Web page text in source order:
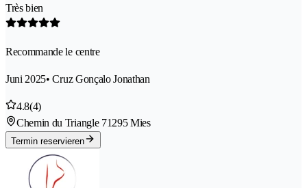
Très bien
Recommande le centre
Juni 2025• Cruz Gonçalo Jonathan
4.8(4)
Chemin du Triangle 71295 Mies
Termin reservieren